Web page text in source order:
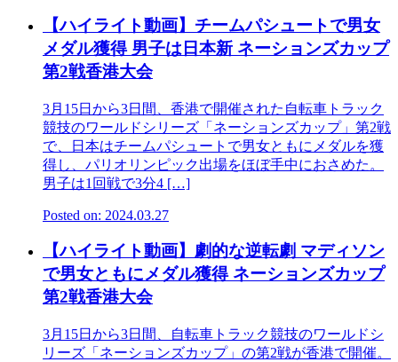
【ハイライト動画】チームパシュートで男女
メダル獲得 男子は日本新 ネーションズカップ
第2戦香港大会
3月15日から3日間、香港で開催された自転車トラック
競技のワールドシリーズ「ネーションズカップ」第2戦
で、日本はチームパシュートで男女ともにメダルを獲
得し、パリオリンピック出場をほぼ手中におさめた。
男子は1回戦で3分4 […]
Posted on: 2024.03.27
【ハイライト動画】劇的な逆転劇 マディソン
で男女ともにメダル獲得 ネーションズカップ
第2戦香港大会
3月15日から3日間、自転車トラック競技のワールドシ
リーズ「ネーションズカップ」の第2戦が香港で開催。